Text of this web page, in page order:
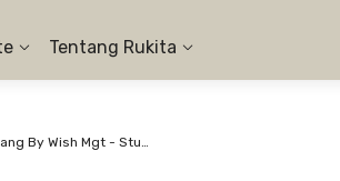
Tentang Rukita
Apartemen Aeropolis Tangerang By Wish Mgt - Studio #3